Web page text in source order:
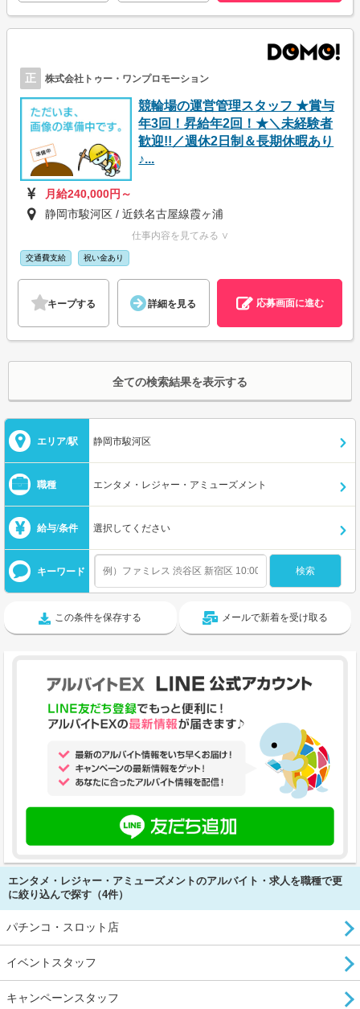
正 株式会社トゥー・ワンプロモーション
競輪場の運営管理スタッフ ★賞与
年3回！昇給年2回！★＼未経験者
歓迎!!／週休2日制＆長期休暇あり
♪...
月給240,000円～
静岡市駿河区 / 近鉄名古屋線霞ヶ浦
仕事内容を見てみる ∨
交通費支給 祝い金あり
キープする 詳細を見る 応募画面に進む
全ての検索結果を表示する
エリア/駅 静岡市駿河区
職種 エンタメ・レジャー・アミューズメント
給与/条件 選択してください
キーワード
この条件を保存する メールで新着を受け取る
エンタメ・レジャー・アミューズメントのアルバイト・求人を職種で更
に絞り込んで探す（4件）
パチンコ・スロット店
イベントスタッフ
キャンペーンスタッフ